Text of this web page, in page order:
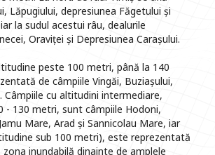
Lăpugiului, depresiunea Făgetului și
la sudul acestui râu, dealurile
Oraviței și Depresiunea Carașului.
peste 100 metri, până la 140
de câmpiile Vingăi, Buziașului,
Câmpiile cu altitudini intermediare,
- 130 metri, sunt câmpiile Hodoni,
Mare, Arad și Sannicolau Mare, iar
sub 100 metri), este reprezentată
zona inundabilă dinainte de amplele